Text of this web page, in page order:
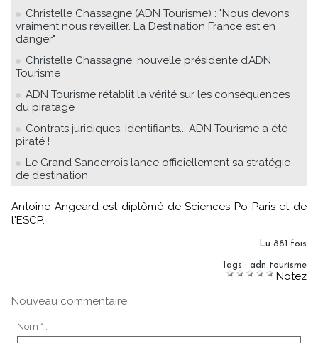
Christelle Chassagne (ADN Tourisme) : "Nous devons
vraiment nous réveiller. La Destination France est en
danger"
Christelle Chassagne, nouvelle présidente d’ADN
Tourisme
ADN Tourisme rétablit la vérité sur les conséquences
du piratage
Contrats juridiques, identifiants... ADN Tourisme a été
piraté !
Le Grand Sancerrois lance officiellement sa stratégie
de destination
Antoine Angeard est diplômé de Sciences Po Paris et de
l'ESCP.
Lu 881 fois
Tags : adn tourisme
Notez
Nouveau commentaire :
Nom * :